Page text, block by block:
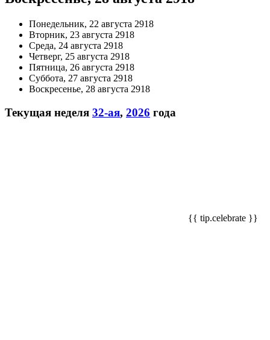
Понедельник, 22 августа 2918
Вторник, 23 августа 2918
Среда, 24 августа 2918
Четверг, 25 августа 2918
Пятница, 26 августа 2918
Суббота, 27 августа 2918
Воскресенье, 28 августа 2918
Текущая неделя 32-ая, 2026 года
{{ tip.celebrate }}